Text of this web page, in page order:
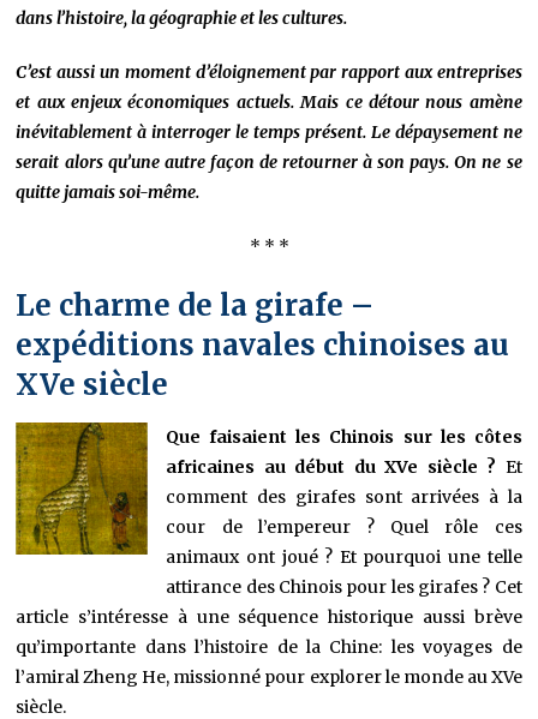
dans l’histoire, la géographie et les cultures.
C’est aussi un moment d’éloignement par rapport aux entreprises
et aux enjeux économiques actuels. Mais ce détour nous amène
inévitablement à interroger le temps présent. Le dépaysement ne
serait alors qu’une autre façon de retourner à son pays. On ne se
quitte jamais soi-même.
* * *
Le charme de la girafe –
expéditions navales chinoises au
XVe siècle
Que faisaient les Chinois sur les côtes
africaines au début du XVe siècle ? Et
comment des girafes sont arrivées à la
cour de l’empereur ? Quel rôle ces
animaux ont joué ? Et pourquoi une telle
attirance des Chinois pour les girafes ? Cet
article s’intéresse à une séquence historique aussi brève
qu’importante dans l’histoire de la Chine: les voyages de
l’amiral Zheng He, missionné pour explorer le monde au XVe
siècle.